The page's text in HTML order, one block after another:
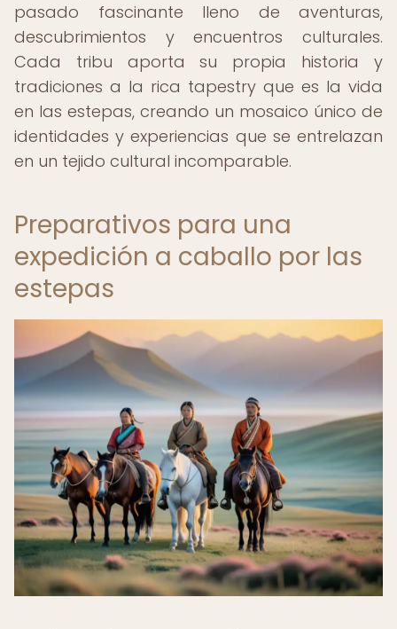
pasado fascinante lleno de aventuras,
descubrimientos y encuentros culturales.
Cada tribu aporta su propia historia y
tradiciones a la rica tapestry que es la vida
en las estepas, creando un mosaico único de
identidades y experiencias que se entrelazan
en un tejido cultural incomparable.
Preparativos para una
expedición a caballo por las
estepas